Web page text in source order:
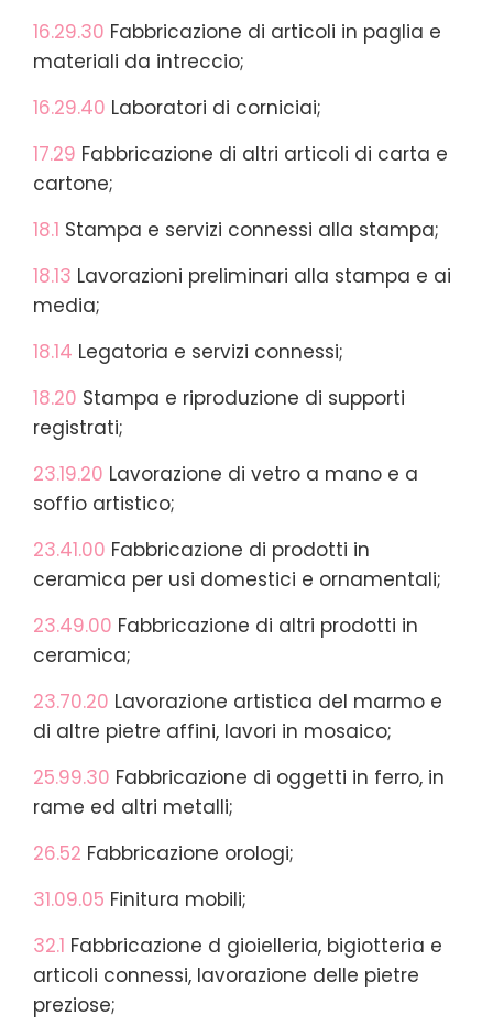
16.29.30 Fabbricazione di articoli in paglia e
materiali da intreccio;
16.29.40 Laboratori di corniciai;
17.29 Fabbricazione di altri articoli di carta e
cartone;
18.1 Stampa e servizi connessi alla stampa;
18.13 Lavorazioni preliminari alla stampa e ai
media;
18.14 Legatoria e servizi connessi;
18.20 Stampa e riproduzione di supporti
registrati;
23.19.20 Lavorazione di vetro a mano e a
soffio artistico;
23.41.00 Fabbricazione di prodotti in
ceramica per usi domestici e ornamentali;
23.49.00 Fabbricazione di altri prodotti in
ceramica;
23.70.20 Lavorazione artistica del marmo e
di altre pietre affini, lavori in mosaico;
25.99.30 Fabbricazione di oggetti in ferro, in
rame ed altri metalli;
26.52 Fabbricazione orologi;
31.09.05 Finitura mobili;
32.1 Fabbricazione d gioielleria, bigiotteria e
articoli connessi, lavorazione delle pietre
preziose;